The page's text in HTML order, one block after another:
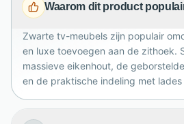
onderstel van 20 cm hoog
Waarom dit product
Zwarte tv-meubels zijn populair
en luxe toevoegen aan de zithoek.
massieve eikenhout, de
en de praktische indeling met lades